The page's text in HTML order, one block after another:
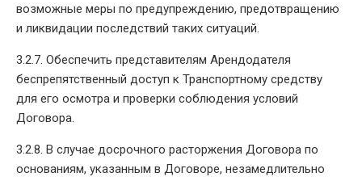
возможные меры по предупреждению, предотвращению
и ликвидации последствий таких ситуаций.
3.2.7. Обеспечить представителям Арендодателя
беспрепятственный доступ к Транспортному средству
для его осмотра и проверки соблюдения условий
Договора.
3.2.8. В случае досрочного расторжения Договора по
основаниям, указанным в Договоре, незамедлительно